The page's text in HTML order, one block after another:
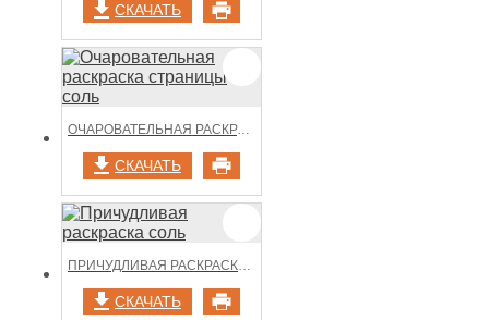
СКАЧАТЬ
ОЧАРОВАТЕЛЬНАЯ РАСКРАСКА СТРАНИЦЫ СОЛЬ
СКАЧАТЬ
ПРИЧУДЛИВАЯ РАСКРАСКА СОЛЬ
СКАЧАТЬ